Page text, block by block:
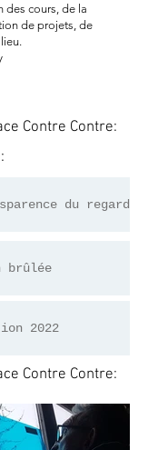
des cours, de la
de projets, de
Contre Contre:
du regard
brûlée
2022
Contre Contre: